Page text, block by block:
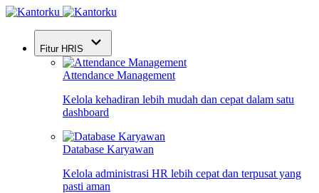
Fitur HRIS
Attendance Management
Kelola kehadiran lebih mudah dan cepat dalam satu
dashboard
Database Karyawan
Kelola administrasi HR lebih cepat dan terpusat yang
pasti aman